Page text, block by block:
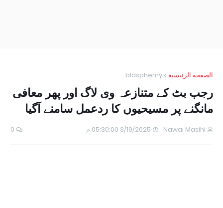
الصفحة الرئيسية blasphemy
رجب بٹ کے متنازعہ وی لاگ اور پھر معافی
مانگنے پر مسیحیوں کا ردعمل سامنے آگیا
Nawai Masihi 3/19/2025 05:30:00 م 0